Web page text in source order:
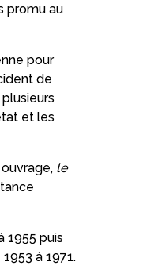
promu au
pour
de
et les
le
1955 puis
à 1971.